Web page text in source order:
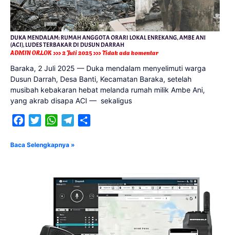
DUKA MENDALAM: RUMAH ANGGOTA ORARI LOKAL ENREKANG, AMBE ANI
(ACI), LUDES TERBAKAR DI DUSUN DARRAH
ADMIN ORLOK 2 Juli 2025
Tidak ada komentar
Baraka, 2 Juli 2025 — Duka mendalam menyelimuti warga
Dusun Darrah, Desa Banti, Kecamatan Baraka, setelah
musibah kebakaran hebat melanda rumah milik Ambe Ani,
yang akrab disapa ACI — sekaligus
FacebookTwitterWhatsAppTelegram
Baca Selengkapnya »